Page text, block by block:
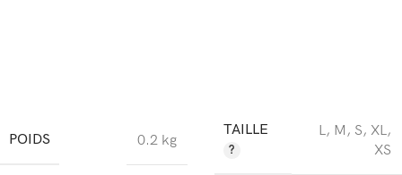
POIDS 0.2 kg
TAILLE L, M , S, XL,
XS